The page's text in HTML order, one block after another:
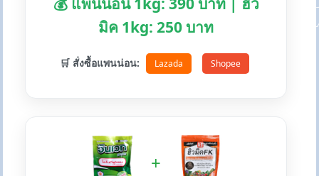
มิค 1kg: 250 บาท
🛒 สั่งซื้อแพนน่อน: Lazada Shopee
+